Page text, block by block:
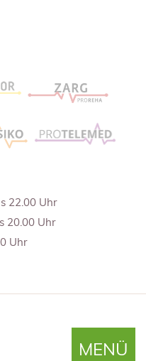
22.00 Uhr
20.00 Uhr
Uhr
MENÜ